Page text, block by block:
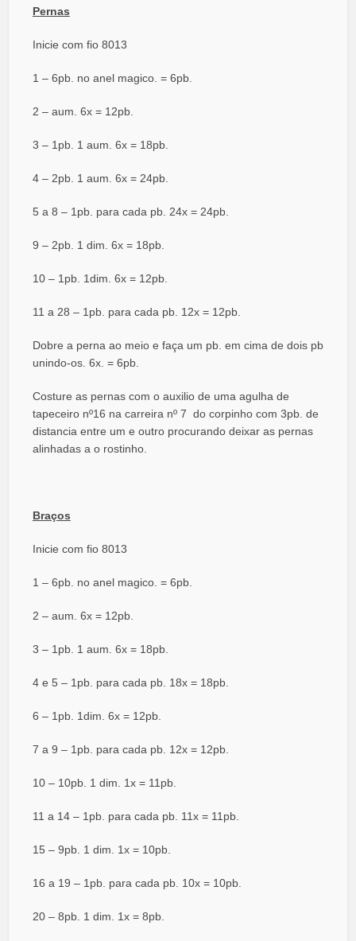
Pernas
Inicie com fio 8013
1 – 6pb. no anel magico. = 6pb.
2 – aum. 6x = 12pb.
3 – 1pb. 1 aum. 6x = 18pb.
4 – 2pb. 1 aum. 6x = 24pb.
5 a 8 – 1pb. para cada pb. 24x = 24pb.
9 – 2pb. 1 dim. 6x = 18pb.
10 – 1pb. 1dim. 6x = 12pb.
11 a 28 – 1pb. para cada pb. 12x = 12pb.
Dobre a perna ao meio e faça um pb. em cima de dois pb
unindo-os. 6x. = 6pb.
Costure as pernas com o auxilio de uma agulha de
tapeceiro nº16 na carreira nº 7 do corpinho com 3pb. de
distancia entre um e outro procurando deixar as pernas
alinhadas a o rostinho.
Braços
Inicie com fio 8013
1 – 6pb. no anel magico. = 6pb.
2 – aum. 6x = 12pb.
3 – 1pb. 1 aum. 6x = 18pb.
4 e 5 – 1pb. para cada pb. 18x = 18pb.
6 – 1pb. 1dim. 6x = 12pb.
7 a 9 – 1pb. para cada pb. 12x = 12pb.
10 – 10pb. 1 dim. 1x = 11pb.
11 a 14 – 1pb. para cada pb. 11x = 11pb.
15 – 9pb. 1 dim. 1x = 10pb.
16 a 19 – 1pb. para cada pb. 10x = 10pb.
20 – 8pb. 1 dim. 1x = 8pb.